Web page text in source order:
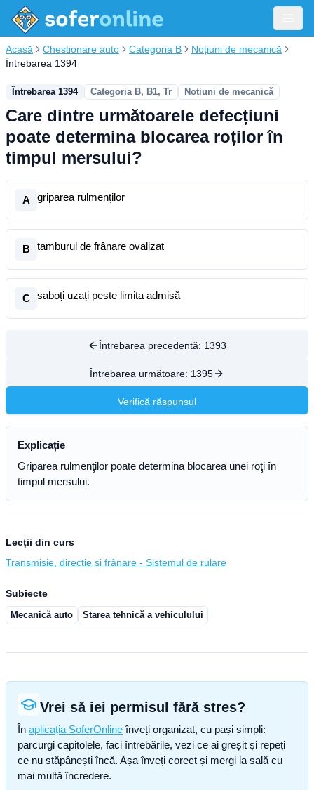
Acasă Chestionare auto Categoria B
Noțiuni de mecanică
Întrebarea 1394
Întrebarea 1394 Categoria B, B1, Tr Noțiuni de mecanică
Care dintre următoarele defecțiuni
poate determina blocarea roților în
timpul mersului?
A griparea rulmenților
B tamburul de frânare ovalizat
C saboți uzați peste limita admisă
Întrebarea precedentă: 1393
Întrebarea următoare: 1395
Verifică răspunsul
Explicație
Griparea rulmenţilor poate determina blocarea unei roţi în
timpul mersului.
Lecții din curs
Transmisie, direcție și frânare - Sistemul de rulare
Subiecte
Mecanică auto Starea tehnică a vehiculului
Vrei să iei permisul fără stres?
În aplicația SoferOnline înveți organizat, cu pași simpli:
parcurgi capitolele, faci întrebările, vezi ce ai greșit și repeți
ce nu stăpânești încă. Așa înveți corect și mergi la sală cu
mai multă încredere.